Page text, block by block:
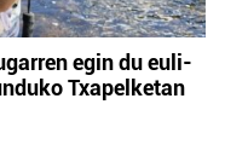
egin du euli-
Txapelketan